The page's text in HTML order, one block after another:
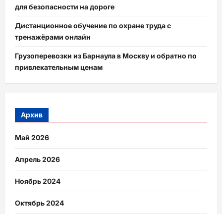
для безопасности на дороге
Дистанционное обучение по охране труда с
тренажёрами онлайн
Грузоперевозки из Барнаула в Москву и обратно по
привлекательным ценам
Архив
Май 2026
Апрель 2026
Ноябрь 2024
Октябрь 2024